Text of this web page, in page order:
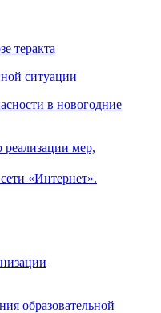
теракта
ситуации
в новогодние
мер,
«Интернет».
образовательной